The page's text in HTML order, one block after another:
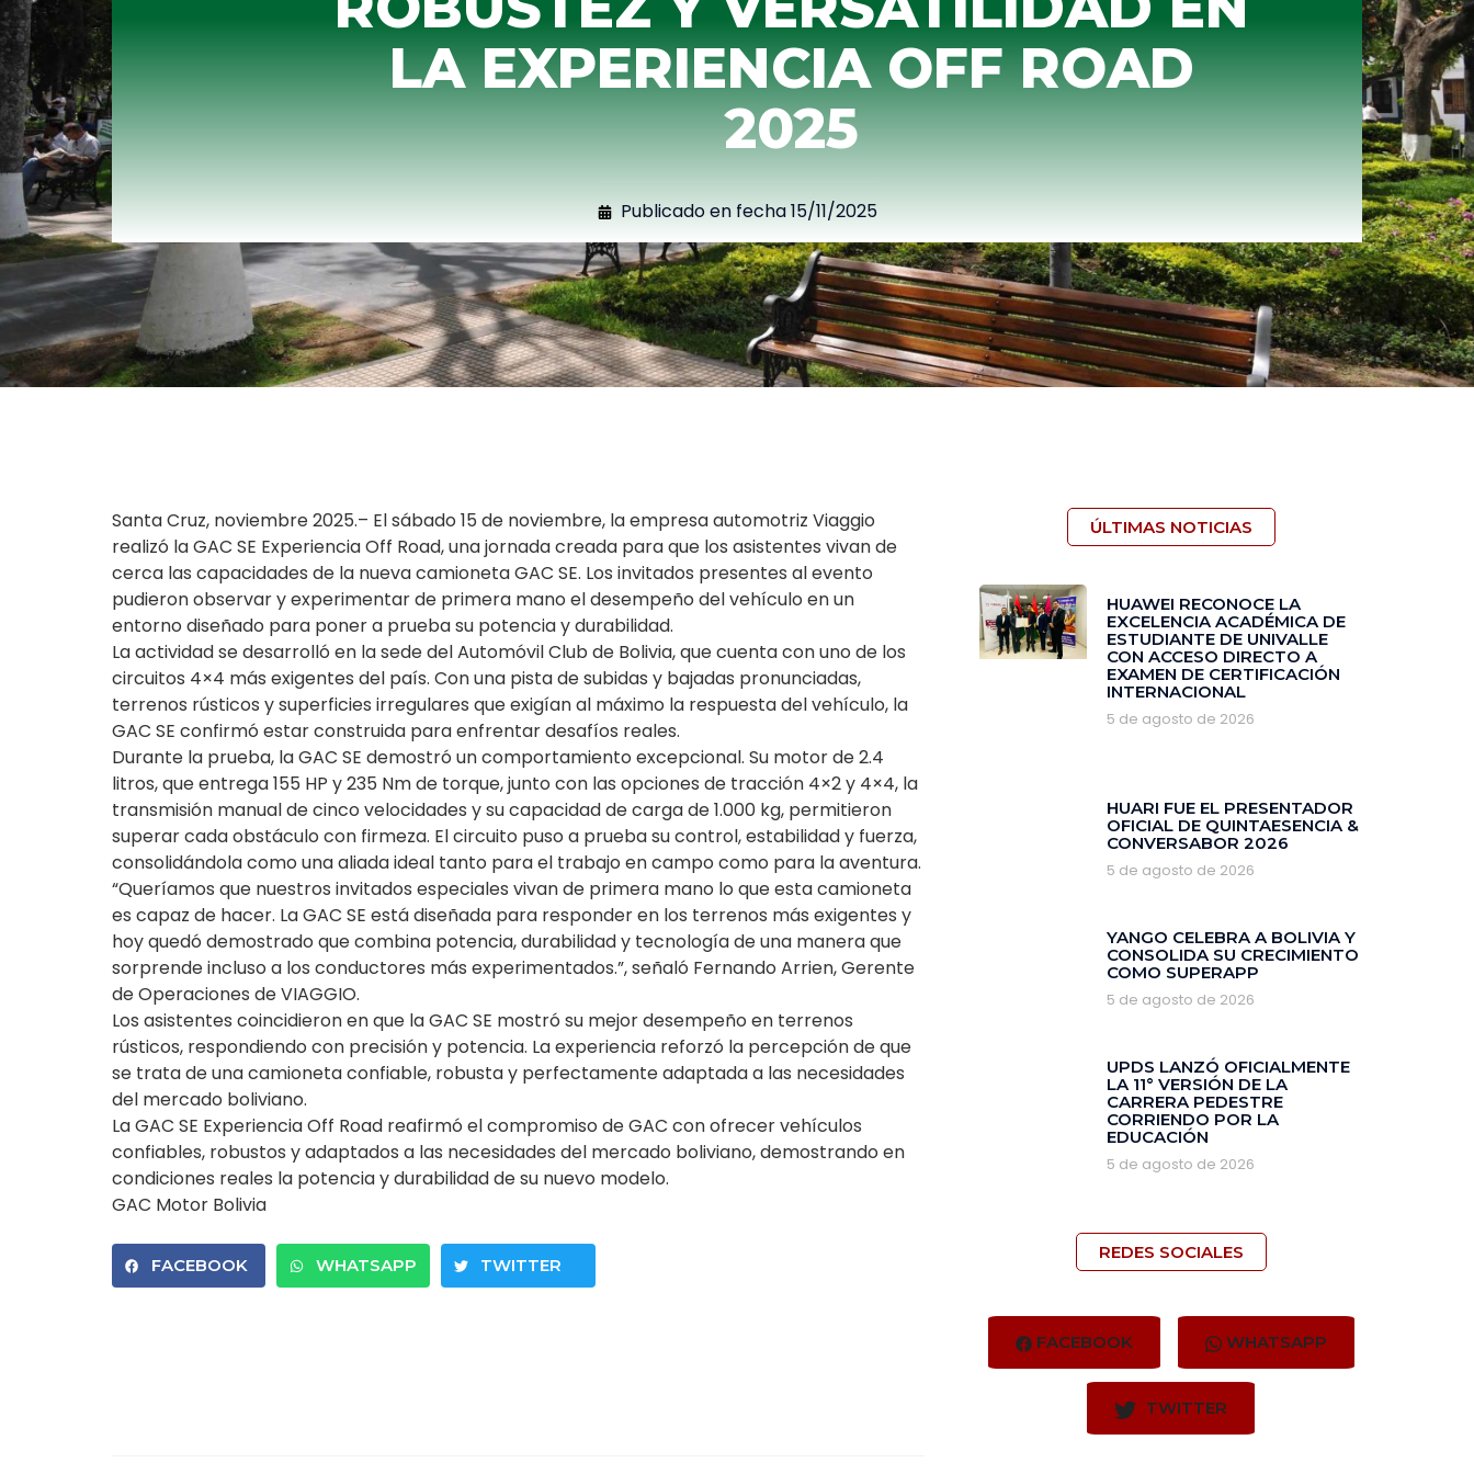
LA EXPERIENCIA OFF ROAD
2025
Publicado en fecha15/11/2025
Santa Cruz, noviembre 2025.– El sábado 15 de noviembre, la empresa automotriz Viaggio
realizó la GAC SE Experiencia Off Road, una jornada creada para que los asistentes vivan de
cerca las capacidades de la nueva camioneta GAC SE. Los invitados presentes al evento
pudieron observar y experimentar de primera mano el desempeño del vehículo en un
entorno diseñado para poner a prueba su potencia y durabilidad.
La actividad se desarrolló en la sede del Automóvil Club de Bolivia, que cuenta con uno de los
circuitos 4×4 más exigentes del país. Con una pista de subidas y bajadas pronunciadas,
terrenos rústicos y superficies irregulares que exigían al máximo la respuesta del vehículo, la
GAC SE confirmó estar construida para enfrentar desafíos reales.
Durante la prueba, la GAC SE demostró un comportamiento excepcional. Su motor de 2.4
litros, que entrega 155 HP y 235 Nm de torque, junto con las opciones de tracción 4×2 y 4×4, la
transmisión manual de cinco velocidades y su capacidad de carga de 1.000 kg, permitieron
superar cada obstáculo con firmeza. El circuito puso a prueba su control, estabilidad y fuerza,
consolidándola como una aliada ideal tanto para el trabajo en campo como para la aventura.
“Queríamos que nuestros invitados especiales vivan de primera mano lo que esta camioneta
es capaz de hacer. La GAC SE está diseñada para responder en los terrenos más exigentes y
hoy quedó demostrado que combina potencia, durabilidad y tecnología de una manera que
sorprende incluso a los conductores más experimentados.”, señaló Fernando Arrien, Gerente
de Operaciones de VIAGGIO.
Los asistentes coincidieron en que la GAC SE mostró su mejor desempeño en terrenos
rústicos, respondiendo con precisión y potencia. La experiencia reforzó la percepción de que
se trata de una camioneta confiable, robusta y perfectamente adaptada a las necesidades
del mercado boliviano.
La GAC SE Experiencia Off Road reafirmó el compromiso de GAC con ofrecer vehículos
confiables, robustos y adaptados a las necesidades del mercado boliviano, demostrando en
condiciones reales la potencia y durabilidad de su nuevo modelo.
GAC Motor Bolivia
FACEBOOK WHATSAPP TWITTER
ÚLTIMAS NOTICIAS
HUAWEI RECONOCE LA
EXCELENCIA ACADÉMICA DE
ESTUDIANTE DE UNIVALLE
CON ACCESO DIRECTO A
EXAMEN DE CERTIFICACIÓN
INTERNACIONAL
5 de agosto de 2026
HUARI FUE EL PRESENTADOR
OFICIAL DE QUINTAESENCIA &
CONVERSABOR 2026
5 de agosto de 2026
YANGO CELEBRA A BOLIVIA Y
CONSOLIDA SU CRECIMIENTO
COMO SUPERAPP
5 de agosto de 2026
‎UPDS LANZÓ OFICIALMENTE
LA 11° VERSIÓN DE LA
CARRERA PEDESTRE
CORRIENDO POR LA
EDUCACIÓN
5 de agosto de 2026
REDES SOCIALES
FACEBOOK WHATSAPP
TWITTER